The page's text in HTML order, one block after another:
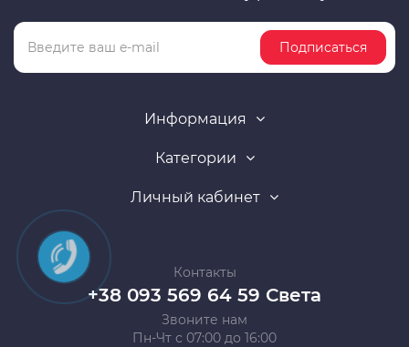
Подписаться
Информация
Категории
Личный кабинет
Контакты
+38 093 569 64 59 Света
Звоните нам
Пн-Чт с 07:00 до 16:00